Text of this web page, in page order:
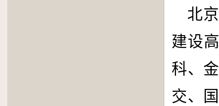
北
建设
科、
交、